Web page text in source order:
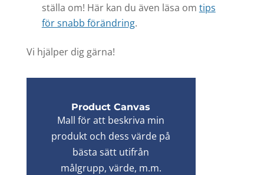
ställa om! Här kan du även läsa om tips
för snabb förändring.
Vi hjälper dig gärna!
Product Canvas
Mall för att beskriva min
produkt och dess värde på
bästa sätt utifrån
målgrupp, värde, m.m.